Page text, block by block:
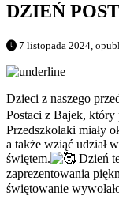
DZIEŃ
7 listopada 2024,
Dzieci z naszego
Postaci z Bajek, który
Przedszkolaki miały
a także wziąć udział
świętem.
Dzień
zaprezentowania
świętowanie